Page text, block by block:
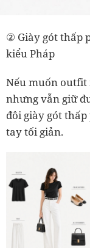
② Giày gót thấp
kiểu Pháp
Nếu muốn
nhưng vẫn giữ
đôi giày gót
tay tối giản.